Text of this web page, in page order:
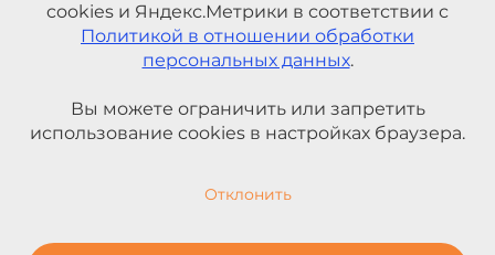
cookies и Яндекс.Метрики в соответствии с
Политикой в отношении обработки
персональных данных.
Вы можете ограничить или запретить
использование cookies в настройках браузера.
Отклонить